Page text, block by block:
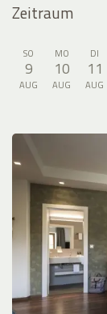
Zeitraum
SO
9
AUG
MO
10
AUG
DI
11
AUG